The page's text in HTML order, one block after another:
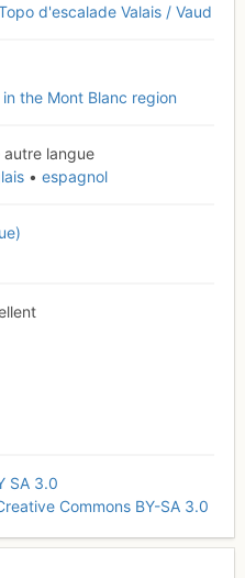
d'escalade Valais / Vaud
the Mont Blanc region
autre langue
espagnol
SA 3.0
Commons BY-SA 3.0